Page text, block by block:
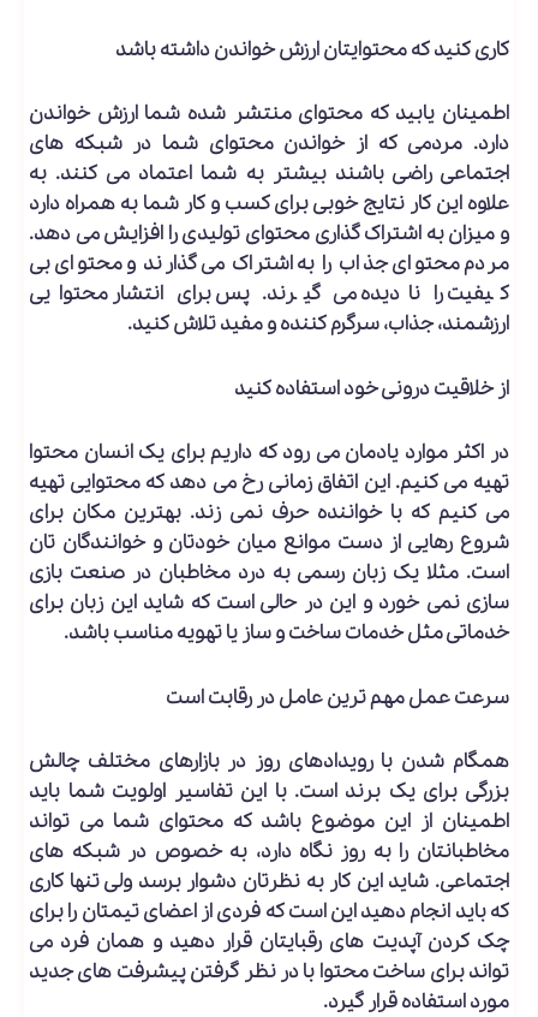
کاری کنید که محتوایتان ارزش خواندن داشته باشد
اطمینان یابید که محتوای منتشر شده شما ارزش خواندن
دارد. مردمی که از خواندن محتوای شما در شبکه های
اجتماعی راضی باشند بیشتر به شما اعتماد می کنند. به
علاوه این کار نتایج خوبی برای کسب و کار شما به همراه دارد
و میزان به اشتراک گذاری محتوای تولیدی را افزایش می دهد.
مردم محتوای جذاب را به اشتراک می گذارند و محتوای بی
کیفیت را نادیده می گیرند. پس برای انتشار محتوایی
ارزشمند، جذاب، سرگرم کننده و مفید تلاش کنید.
از خلاقیت درونی خود استفاده کنید
در اکثر موارد یادمان می رود که داریم برای یک انسان محتوا
تهیه می کنیم. این اتفاق زمانی رخ می دهد که محتوایی تهیه
می کنیم که با خواننده حرف نمی زند. بهترین مکان برای
شروع رهایی از دست موانع میان خودتان و خوانندگان تان
است. مثلا یک زبان رسمی به درد مخاطبان در صنعت بازی
سازی نمی خورد و این در حالی است که شاید این زبان برای
خدماتی مثل خدمات ساخت و ساز یا تهویه مناسب باشد.
سرعت عمل مهم ترین عامل در رقابت است
همگام شدن با رویدادهای روز در بازارهای مختلف چالش
بزرگی برای یک برند است. با این تفاسیر اولویت شما باید
اطمینان از این موضوع باشد که محتوای شما می تواند
مخاطبانتان را به روز نگاه دارد، به خصوص در شبکه های
اجتماعی. شاید این کار به نظرتان دشوار برسد ولی تنها کاری
که باید انجام دهید این است که فردی از اعضای تیمتان را برای
چک کردن آپدیت های رقبایتان قرار دهید و همان فرد می
تواند برای ساخت محتوا با در نظر گرفتن پیشرفت های جدید
مورد استفاده قرار گیرد.